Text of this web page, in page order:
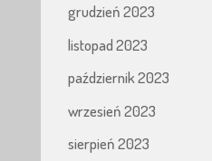
grudzień 2023
listopad 2023
październik 2023
wrzesień 2023
sierpień 2023